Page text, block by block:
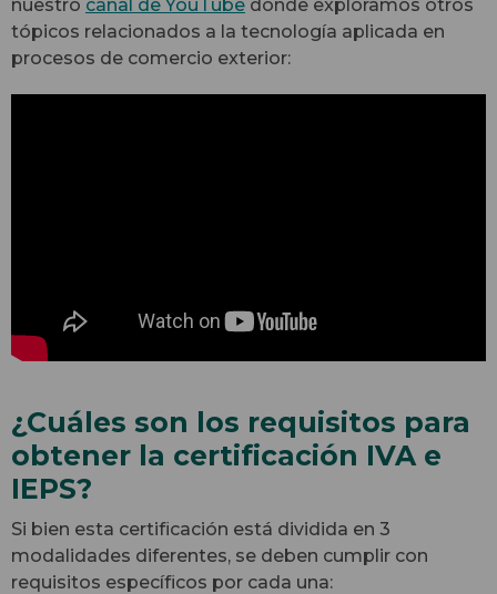
nuestro canal de YouTube donde exploramos otros
tópicos relacionados a la tecnología aplicada en
procesos de comercio exterior:
¿Cuáles son los requisitos para
obtener la certificación IVA e
IEPS?
Si bien esta certificación está dividida en 3
modalidades diferentes, se deben cumplir con
requisitos específicos por cada una: